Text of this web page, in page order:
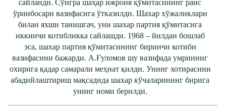
сайланди. Сўнгра шаҳар ижроия қўмитасининг раис
ўринбосари вазифасига ўтказилди. Шахар хўжаликлари
билан яхши танишгач, уни шахар партия қўмитасига
иккинчи котибликка сайлашди. 1968 – йилдан бошлаб
эса, шахар партия қўмитасининг биринчи котиби
вазифасини бажарди. А.Ғуломов шу вазифада умрининг
охирига қадар самарали меҳнат қилди. Унинг хотирасини
абадийлаштириш мақсадида шахар кўчаларининг бирига
унинг номи берилди.